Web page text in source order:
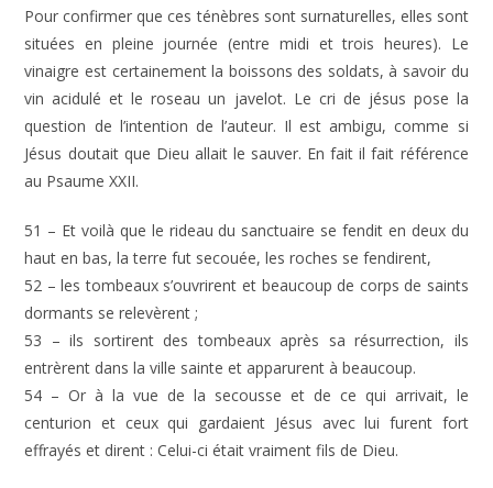
Pour confirmer que ces ténèbres sont surnaturelles, elles sont
situées en pleine journée (entre midi et trois heures). Le
vinaigre est certainement la boissons des soldats, à savoir du
vin acidulé et le roseau un javelot. Le cri de jésus pose la
question de l’intention de l’auteur. Il est ambigu, comme si
Jésus doutait que Dieu allait le sauver. En fait il fait référence
au Psaume XXII.
51 – Et voilà que le rideau du sanctuaire se fendit en deux du
haut en bas, la terre fut secouée, les roches se fendirent,
52 – les tombeaux s’ouvrirent et beaucoup de corps de saints
dormants se relevèrent ;
53 – ils sortirent des tombeaux après sa résurrection, ils
entrèrent dans la ville sainte et apparurent à beaucoup.
54 – Or à la vue de la secousse et de ce qui arrivait, le
centurion et ceux qui gardaient Jésus avec lui furent fort
effrayés et dirent : Celui-ci était vraiment fils de Dieu.